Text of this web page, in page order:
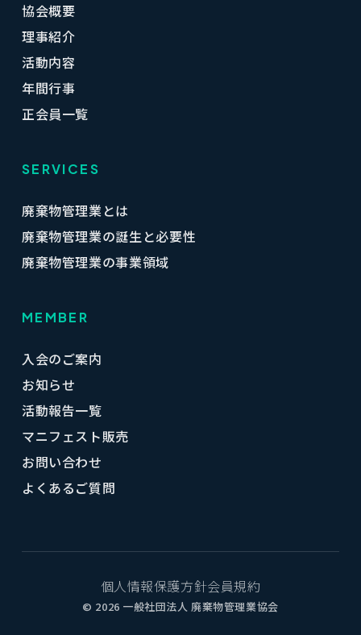
協会概要
理事紹介
活動内容
年間行事
正会員一覧
SERVICES
廃棄物管理業とは
廃棄物管理業の誕生と必要性
廃棄物管理業の事業領域
MEMBER
入会のご案内
お知らせ
活動報告一覧
マニフェスト販売
お問い合わせ
よくあるご質問
© 2026 一般社団法人 廃棄物管理業協会
個人情報保護方針会員規約